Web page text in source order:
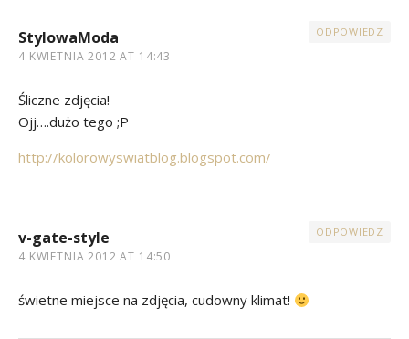
StylowaModa
4 KWIETNIA 2012 AT 14:43
ODPOWIEDZ
Śliczne zdjęcia!
Ojj….dużo tego ;P
http://kolorowyswiatblog.blogspot.com/
v-gate-style
4 KWIETNIA 2012 AT 14:50
ODPOWIEDZ
świetne miejsce na zdjęcia, cudowny klimat!